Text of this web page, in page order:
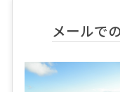
メールで